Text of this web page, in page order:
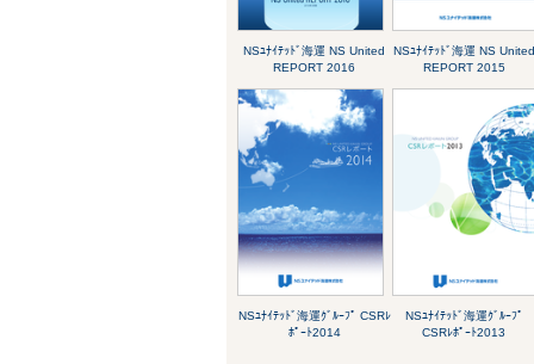
NSﾕﾅｲﾃｯﾄﾞ海運 NS United
REPORT 2016
NSﾕﾅｲﾃｯﾄﾞ海運 NS United
REPORT 2015
NSﾕﾅｲﾃｯﾄﾞ海運ｸﾞﾙｰﾌﾟ CSRﾚ
ﾎﾟｰﾄ2014
NSﾕﾅｲﾃｯﾄﾞ海運ｸﾞﾙｰﾌﾟ
CSRﾚﾎﾟｰﾄ2013